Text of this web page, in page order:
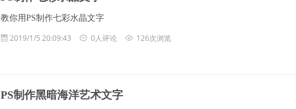
教你用PS制作七彩水晶文字
2019/1/5 20:09:43 0人评论 126次浏览
PS制作黑暗海洋艺术文字